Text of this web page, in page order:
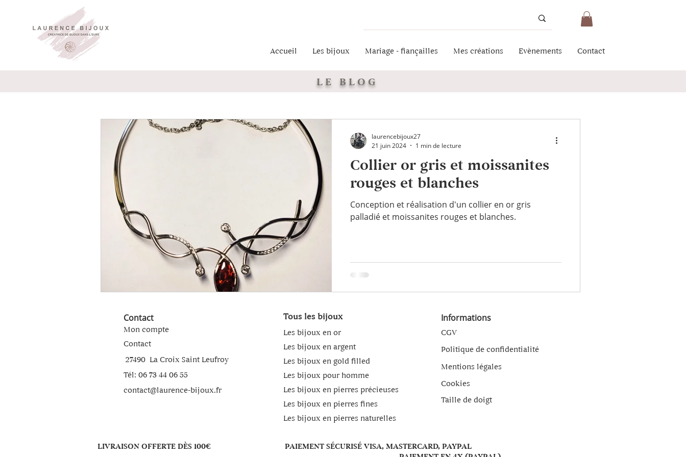
Accueil Les bijoux Mariage - fiançailles Mes créations Evènements Contact
LE BLOG
Collier or gris et moissanites
rouges et blanches
Conception et réalisation d'un collier en or gris
palladié et moissanites rouges et blanches.
laurencebijoux27
21 juin 2024
1 min de lecture
Contact
Mon compte
Contact
27490 La Croix Saint Leufroy
Tél: 06 73 44 06 55
contact@laurence-bijoux.fr
Tous les bijoux
Les bijoux en or
Les bijoux en argent
Les bijoux en gold filled
Les bijoux pour homme
Les bijoux en pierres précieuses
Les bijoux en pierres fines
Les bijoux en pierres naturelles
Informations
CGV
Politique de confidentialité
Mentions légales
Cookies
Taille de doigt
LIVRAISON OFFERTE DÈS 100€
PAIEMENT SÉCURISÉ VISA, MASTERCARD, PAYPAL